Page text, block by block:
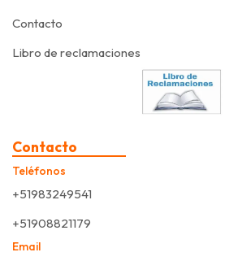
Contacto
Libro de reclamaciones
Contacto
Teléfonos
+51983249541
+51908821179
Email